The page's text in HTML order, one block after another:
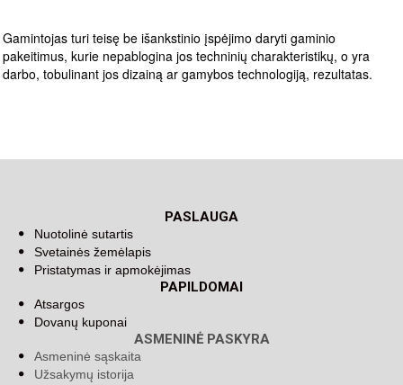
Gamintojas turi teisę be išankstinio įspėjimo daryti gaminio
pakeitimus, kurie nepablogina jos techninių charakteristikų, o yra
darbo, tobulinant jos dizainą ar gamybos technologiją, rezultatas.
PASLAUGA
Nuotolinė sutartis
Svetainės žemėlapis
Pristatymas ir apmokėjimas
PAPILDOMAI
Atsargos
Dovanų kuponai
ASMENINĖ PASKYRA
Asmeninė sąskaita
Užsakymų istorija